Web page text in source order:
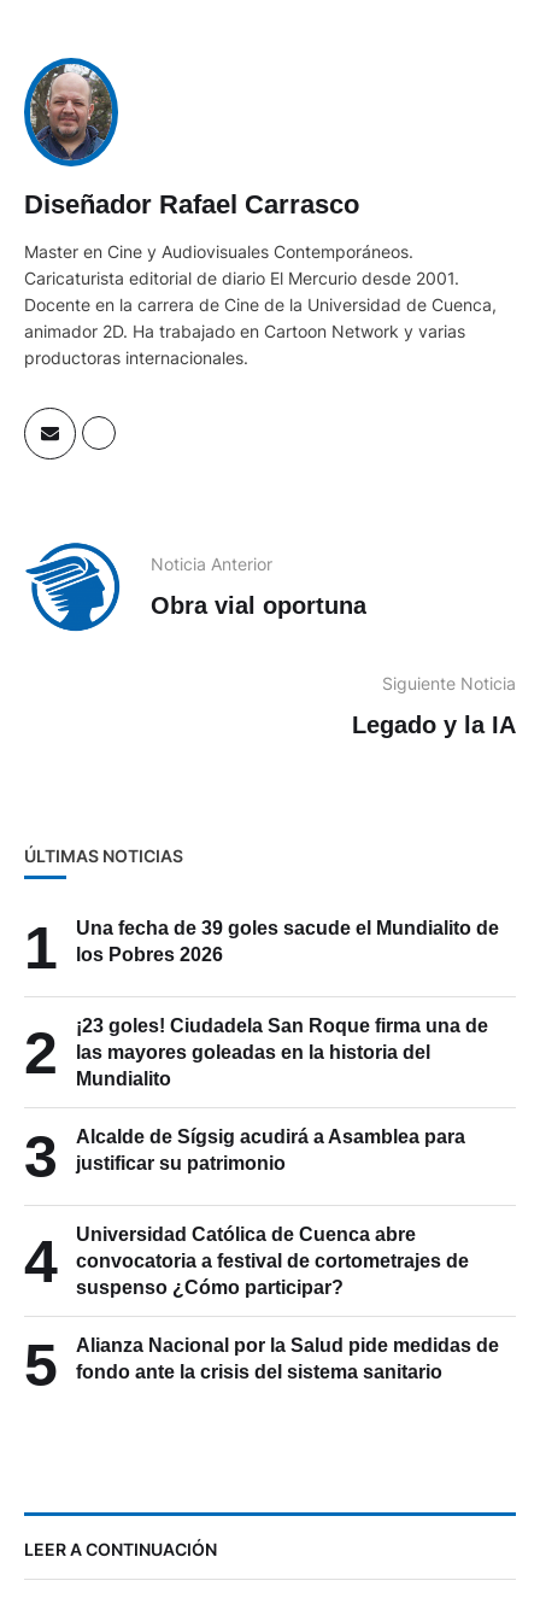
Diseñador Rafael Carrasco
Master en Cine y Audiovisuales Contemporáneos.
Caricaturista editorial de diario El Mercurio desde 2001.
Docente en la carrera de Cine de la Universidad de Cuenca,
animador 2D. Ha trabajado en Cartoon Network y varias
productoras internacionales.
Noticia Anterior
Obra vial oportuna
Siguiente Noticia
Legado y la IA
ÚLTIMAS NOTICIAS
1
Una fecha de 39 goles sacude el Mundialito de
los Pobres 2026
2
¡23 goles! Ciudadela San Roque firma una de
las mayores goleadas en la historia del
Mundialito
3
Alcalde de Sígsig acudirá a Asamblea para
justificar su patrimonio
4
Universidad Católica de Cuenca abre
convocatoria a festival de cortometrajes de
suspenso ¿Cómo participar?
5
Alianza Nacional por la Salud pide medidas de
fondo ante la crisis del sistema sanitario
LEER A CONTINUACIÓN